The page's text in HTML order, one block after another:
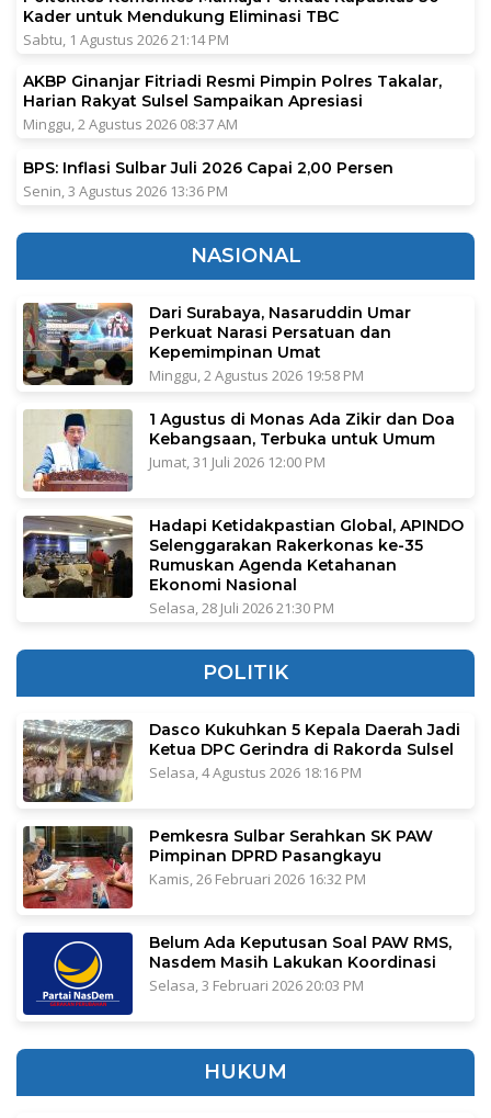
Kader untuk Mendukung Eliminasi TBC
Sabtu, 1 Agustus 2026 21:14 PM
AKBP Ginanjar Fitriadi Resmi Pimpin Polres Takalar,
Harian Rakyat Sulsel Sampaikan Apresiasi
Minggu, 2 Agustus 2026 08:37 AM
BPS: Inflasi Sulbar Juli 2026 Capai 2,00 Persen
Senin, 3 Agustus 2026 13:36 PM
NASIONAL
Dari Surabaya, Nasaruddin Umar
Perkuat Narasi Persatuan dan
Kepemimpinan Umat
Minggu, 2 Agustus 2026 19:58 PM
1 Agustus di Monas Ada Zikir dan Doa
Kebangsaan, Terbuka untuk Umum
Jumat, 31 Juli 2026 12:00 PM
Hadapi Ketidakpastian Global, APINDO
Selenggarakan Rakerkonas ke-35
Rumuskan Agenda Ketahanan
Ekonomi Nasional
Selasa, 28 Juli 2026 21:30 PM
POLITIK
Dasco Kukuhkan 5 Kepala Daerah Jadi
Ketua DPC Gerindra di Rakorda Sulsel
Selasa, 4 Agustus 2026 18:16 PM
Pemkesra Sulbar Serahkan SK PAW
Pimpinan DPRD Pasangkayu
Kamis, 26 Februari 2026 16:32 PM
Belum Ada Keputusan Soal PAW RMS,
Nasdem Masih Lakukan Koordinasi
Selasa, 3 Februari 2026 20:03 PM
HUKUM